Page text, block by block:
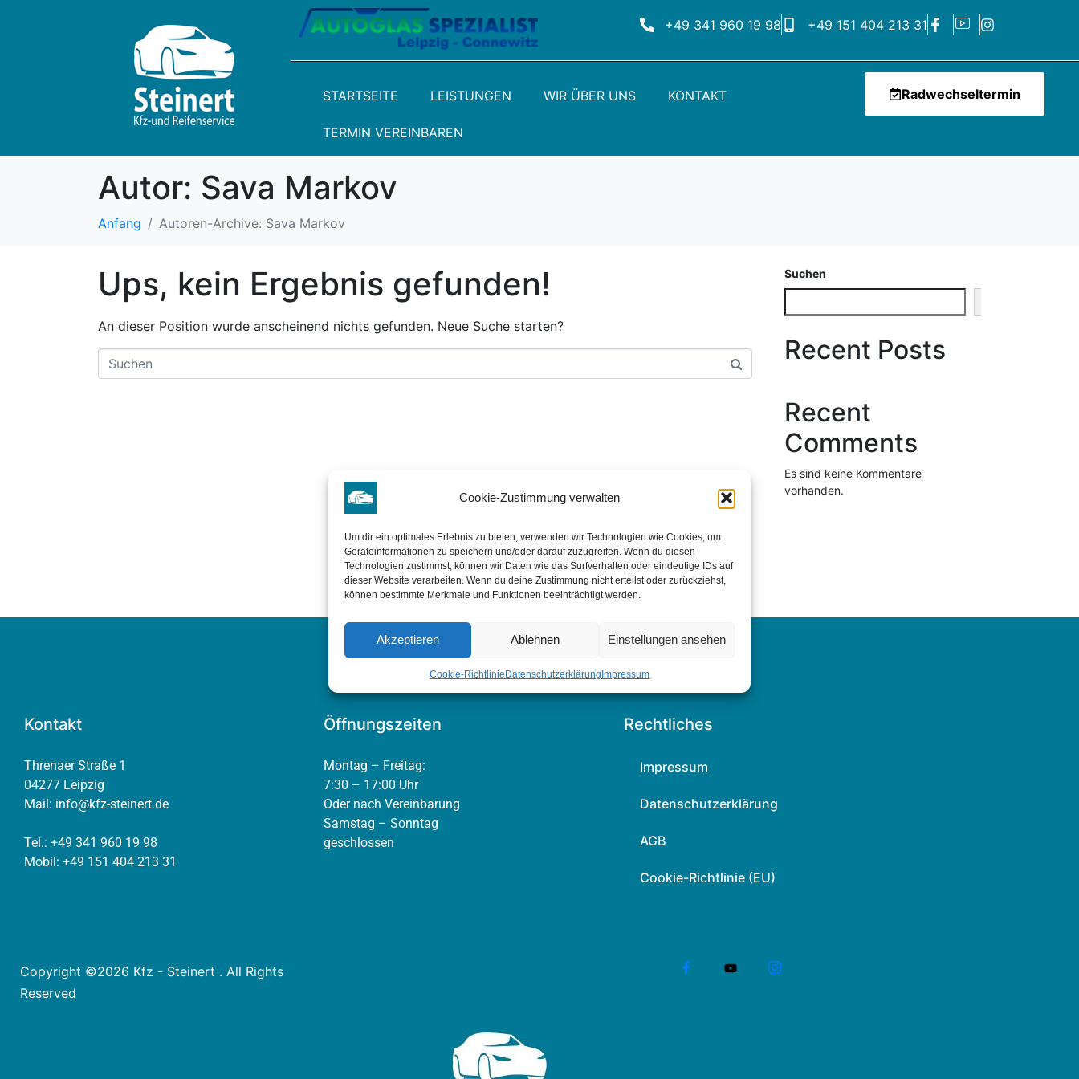
Cookie-Zustimmung verwalten
Um dir ein optimales Erlebnis zu bieten, verwenden wir Technologien wie Cookies, um
Geräteinformationen zu speichern und/oder darauf zuzugreifen. Wenn du diesen
Technologien zustimmst, können wir Daten wie das Surfverhalten oder eindeutige IDs auf
dieser Website verarbeiten. Wenn du deine Zustimmung nicht erteilst oder zurückziehst,
können bestimmte Merkmale und Funktionen beeinträchtigt werden.
Akzeptieren Ablehnen Einstellungen ansehen
Cookie-RichtlinieDatenschutzerklärungImpressum
+49 341 960 19 98 +49 151 404 213 31
STARTSEITE LEISTUNGEN WIR ÜBER UNS KONTAKT
TERMIN VEREINBAREN
Radwechseltermin
Autor: Sava Markov
Anfang Autoren-Archive: Sava Markov
Ups, kein Ergebnis gefunden!
An dieser Position wurde anscheinend nichts gefunden. Neue Suche starten?
Suchen
Recent Posts
Recent
Comments
Es sind keine Kommentare
vorhanden.
Kontakt
Threnaer Straße 1
04277 Leipzig
Mail: info@kfz-steinert.de
Tel.: +49 341 960 19 98
Mobil: +49 151 404 213 31
Öffnungszeiten
Montag – Freitag:
7:30 – 17:00 Uhr
Oder nach Vereinbarung
Samstag – Sonntag
geschlossen
Rechtliches
Impressum
Datenschutzerklärung
AGB
Cookie-Richtlinie (EU)
Copyright ©2026 Kfz - Steinert . All Rights
Reserved